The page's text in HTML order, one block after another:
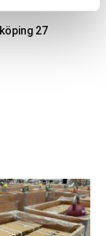
27